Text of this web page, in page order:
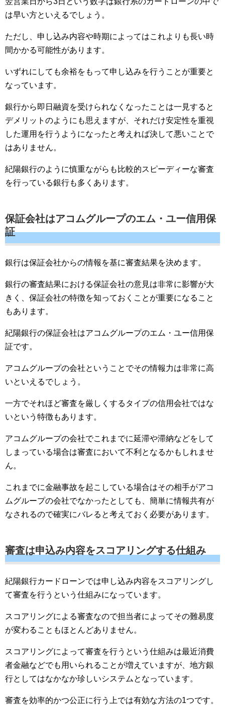
は早い方といえるでしょう。
ただし、申し込み内容や時期によってはこれよりも長い時
間かかる可能性があります。
いずれにしても余裕をもって申し込みを行うことが重要と
なっています。
銀行から即日融資を受けられなくなったことは一見すると
デメリットのようにも思えますが、それだけ安定性を重視
した運用を行うようになったと考えれば決して悪いことで
はありません。
紀陽銀行のように慎重ながらも比較的スピーディーな審査
を行っている銀行も多くあります。
保証会社はアコムグループのエム・ユー信用保
証
銀行は保証会社からの情報を基に審査結果を決めます。
銀行の審査結果における保証会社の意見は非常に影響が大
きく、保証会社の特徴を知っておくことが重要になること
もあります。
紀陽銀行の保証会社はアコムグループのエム・ユー信用保
証です。
アコムグループの会社ということでその情報力は非常に高
いといえるでしょう。
一方でそれほど審査を厳しくするタイプの信用会社ではな
いという特徴もあります。
アコムグループの会社でこれまでに延滞や滞納などをして
しまっている場合は審査において不利となるかもしれませ
ん。
これまでに金融事故を起こしている場合はその相手がアコ
ムグループの会社でなかったとしても、簡単に情報共有が
なされるので確実にバレると考えておく必要があります。
審査は申込み内容をスコアリングする仕組み
紀陽銀行カードローンでは申し込み内容をスコアリングし
て審査を行うという仕組みになっています。
スコアリングによる審査なので担当者によってその難易度
が変わることもほとんどありません。
スコアリングによって審査を行うという仕組みは最近消費
者金融などでも用いられることが増えていますが、地方銀
行としてはなかなか珍しいシステムとなっています。
審査を効率的かつ公正に行う上では有効な方法の1つです。